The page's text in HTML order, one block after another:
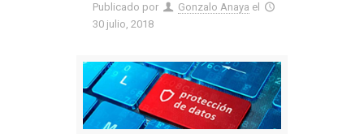
Publicado por Gonzalo Anaya el
30 julio, 2018